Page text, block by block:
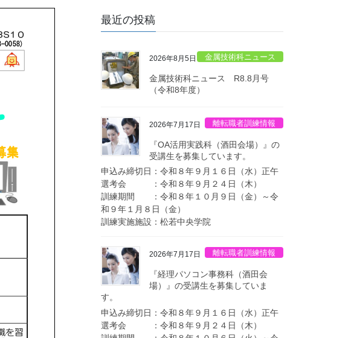
最近の投稿
2026年8月5日 金属技術科ニュース
金属技術科ニュース R8.8月号
（令和8年度）
2026年7月17日 離転職者訓練情報
『OA活用実践科（酒田会場）』の
受講生を募集しています。
申込み締切日：令和８年９月１６日（水）正午
選考会 ：令和８年９月２４日（木）
訓練期間 ：令和８年１０月９日（金）～令
和９年１月８日（金）
訓練実施施設：松若中央学院
2026年7月17日 離転職者訓練情報
『経理パソコン事務科（酒田会
場）』の受講生を募集していま
す。
申込み締切日：令和８年９月１６日（水）正午
選考会 ：令和８年９月２４日（木）